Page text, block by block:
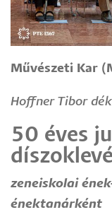
Művészeti Kar
Hoffner Tibor
50 éves
díszoklevél
zeneiskolai
énektanárként